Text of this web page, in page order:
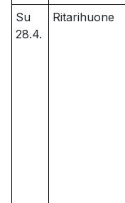
Su
28.4.
Ritarihuone